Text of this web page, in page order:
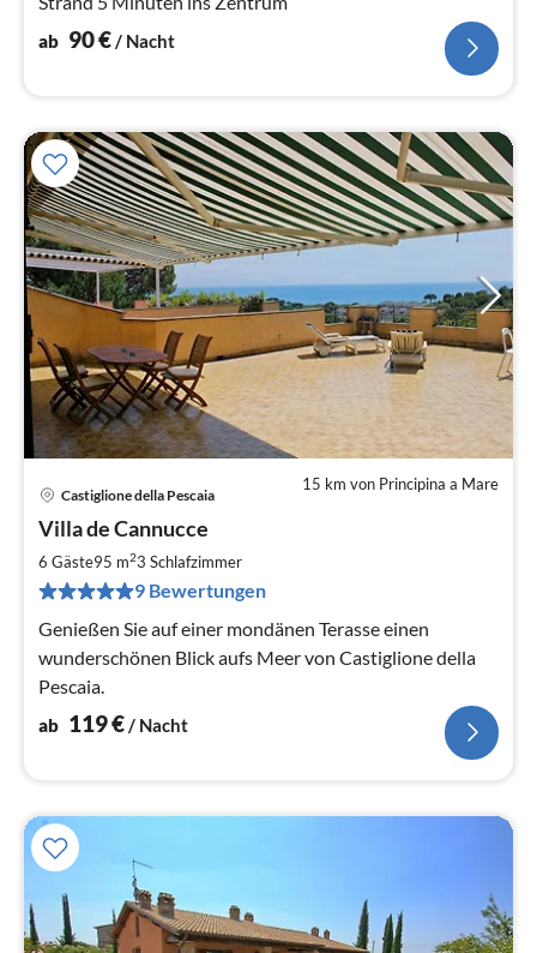
ab 90€ / Nacht
15 km von Principina a Mare
Castiglione della Pescaia
Villa de Cannucce
6 Gäste95 m23 Schlafzimmer
9 Bewertungen
Genießen Sie auf einer mondänen Terasse einen
wunderschönen Blick aufs Meer von Castiglione della
Pescaia.
ab 119€/ Nacht